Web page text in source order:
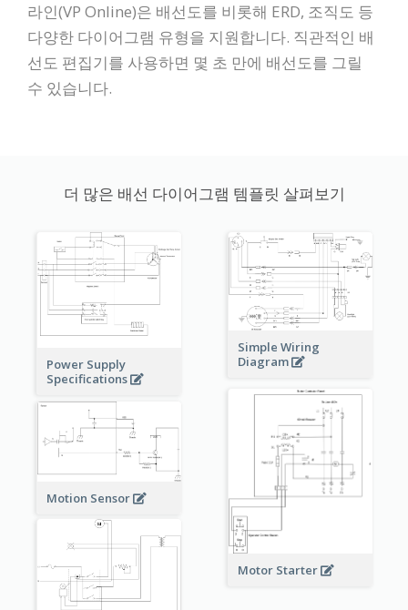
라인(VP Online)은 배선도를 비롯해 ERD, 조직도 등
다양한 다이어그램 유형을 지원합니다. 직관적인 배
선도 편집기를 사용하면 몇 초 만에 배선도를 그릴
수 있습니다.
더 많은 배선 다이어그램 템플릿 살펴보기
Power Supply
Specifications
Simple Wiring
Diagram
Motor Starter
Motion Sensor